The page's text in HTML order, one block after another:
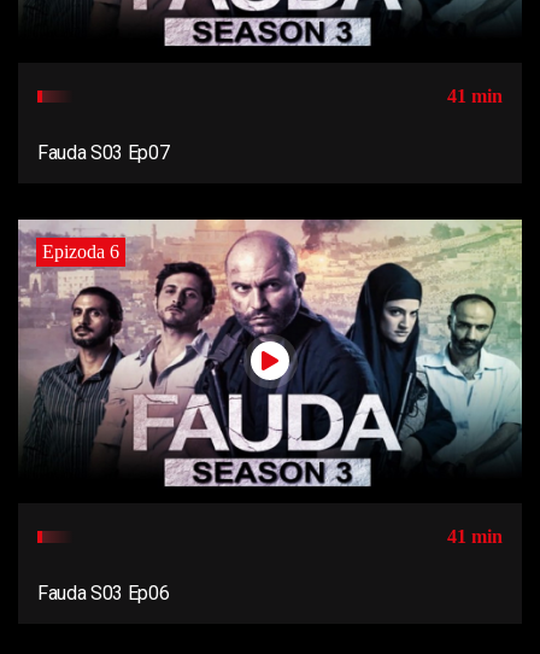
41 min
Fauda S03 Ep07
Epizoda 6
41 min
Fauda S03 Ep06